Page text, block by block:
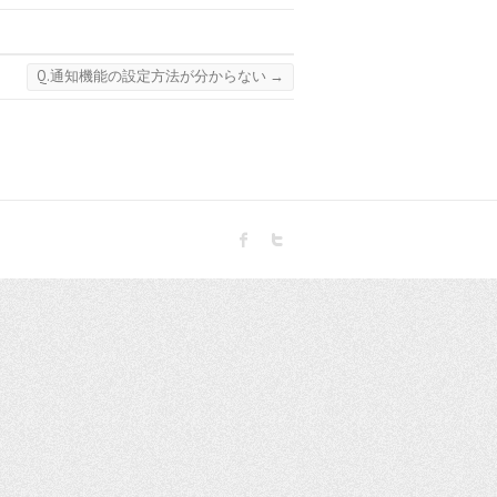
Q.通知機能の設定方法が分からない →